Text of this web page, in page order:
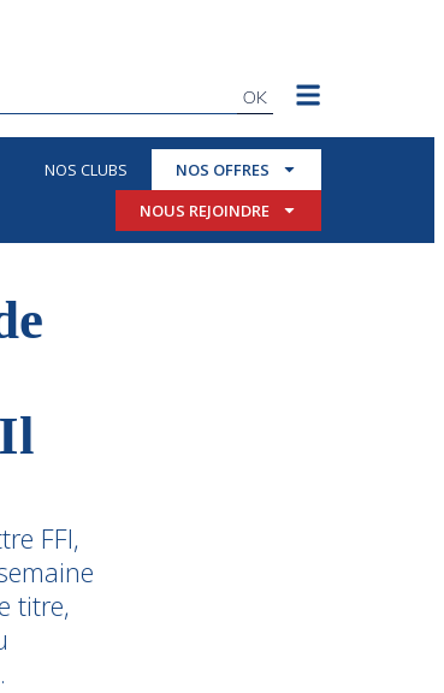
OK
NOS CLUBS
NOS OFFRES
NOUS REJOINDRE
FFI,
titre,